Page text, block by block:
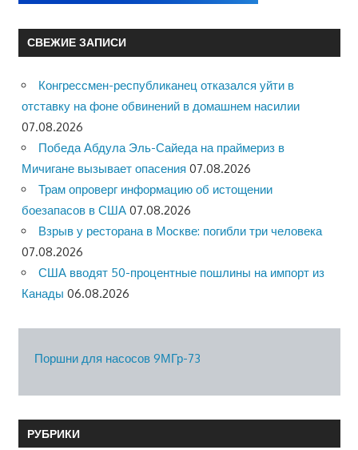
СВЕЖИЕ ЗАПИСИ
Конгрессмен-республиканец отказался уйти в
отставку на фоне обвинений в домашнем насилии
07.08.2026
Победа Абдула Эль-Сайеда на праймериз в
Мичигане вызывает опасения 07.08.2026
Трам опроверг информацию об истощении
боезапасов в США 07.08.2026
Взрыв у ресторана в Москве: погибли три человека
07.08.2026
США вводят 50-процентные пошлины на импорт из
Канады 06.08.2026
Поршни для насосов 9МГр-73
РУБРИКИ